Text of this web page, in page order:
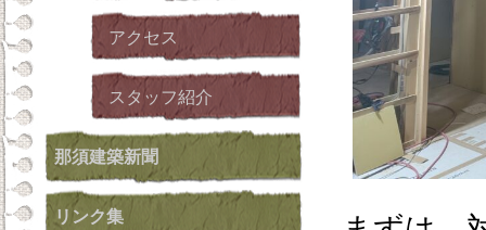
アクセス
スタッフ紹介
那須建築新聞
リンク集